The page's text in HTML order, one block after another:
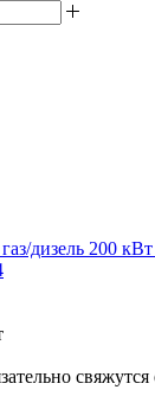
дизель 200
свяжутся